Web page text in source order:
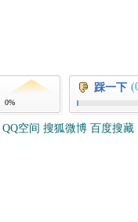
0%
踩一下
QQ空间 搜狐微博 百度搜藏